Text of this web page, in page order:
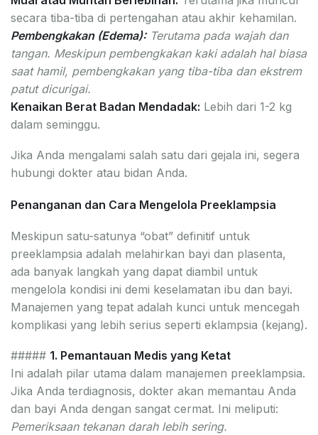
secara tiba-tiba di pertengahan atau akhir kehamilan.
Pembengkakan (Edema):Terutama pada wajah dan
tangan. Meskipun pembengkakan kaki adalah hal biasa
saat hamil, pembengkakan yang tiba-tiba dan ekstrem
patut dicurigai.
Kenaikan Berat Badan Mendadak: Lebih dari 1-2 kg
dalam seminggu.
Jika Anda mengalami salah satu dari gejala ini, segera
hubungi dokter atau bidan Anda.
Penanganan dan Cara Mengelola Preeklampsia
Meskipun satu-satunya “obat” definitif untuk
preeklampsia adalah melahirkan bayi dan plasenta,
ada banyak langkah yang dapat diambil untuk
mengelola kondisi ini demi keselamatan ibu dan bayi.
Manajemen yang tepat adalah kunci untuk mencegah
komplikasi yang lebih serius seperti eklampsia (kejang).
##### 1. Pemantauan Medis yang Ketat
Ini adalah pilar utama dalam manajemen preeklampsia.
Jika Anda terdiagnosis, dokter akan memantau Anda
dan bayi Anda dengan sangat cermat. Ini meliputi:
Pemeriksaan tekanan darah lebih sering.